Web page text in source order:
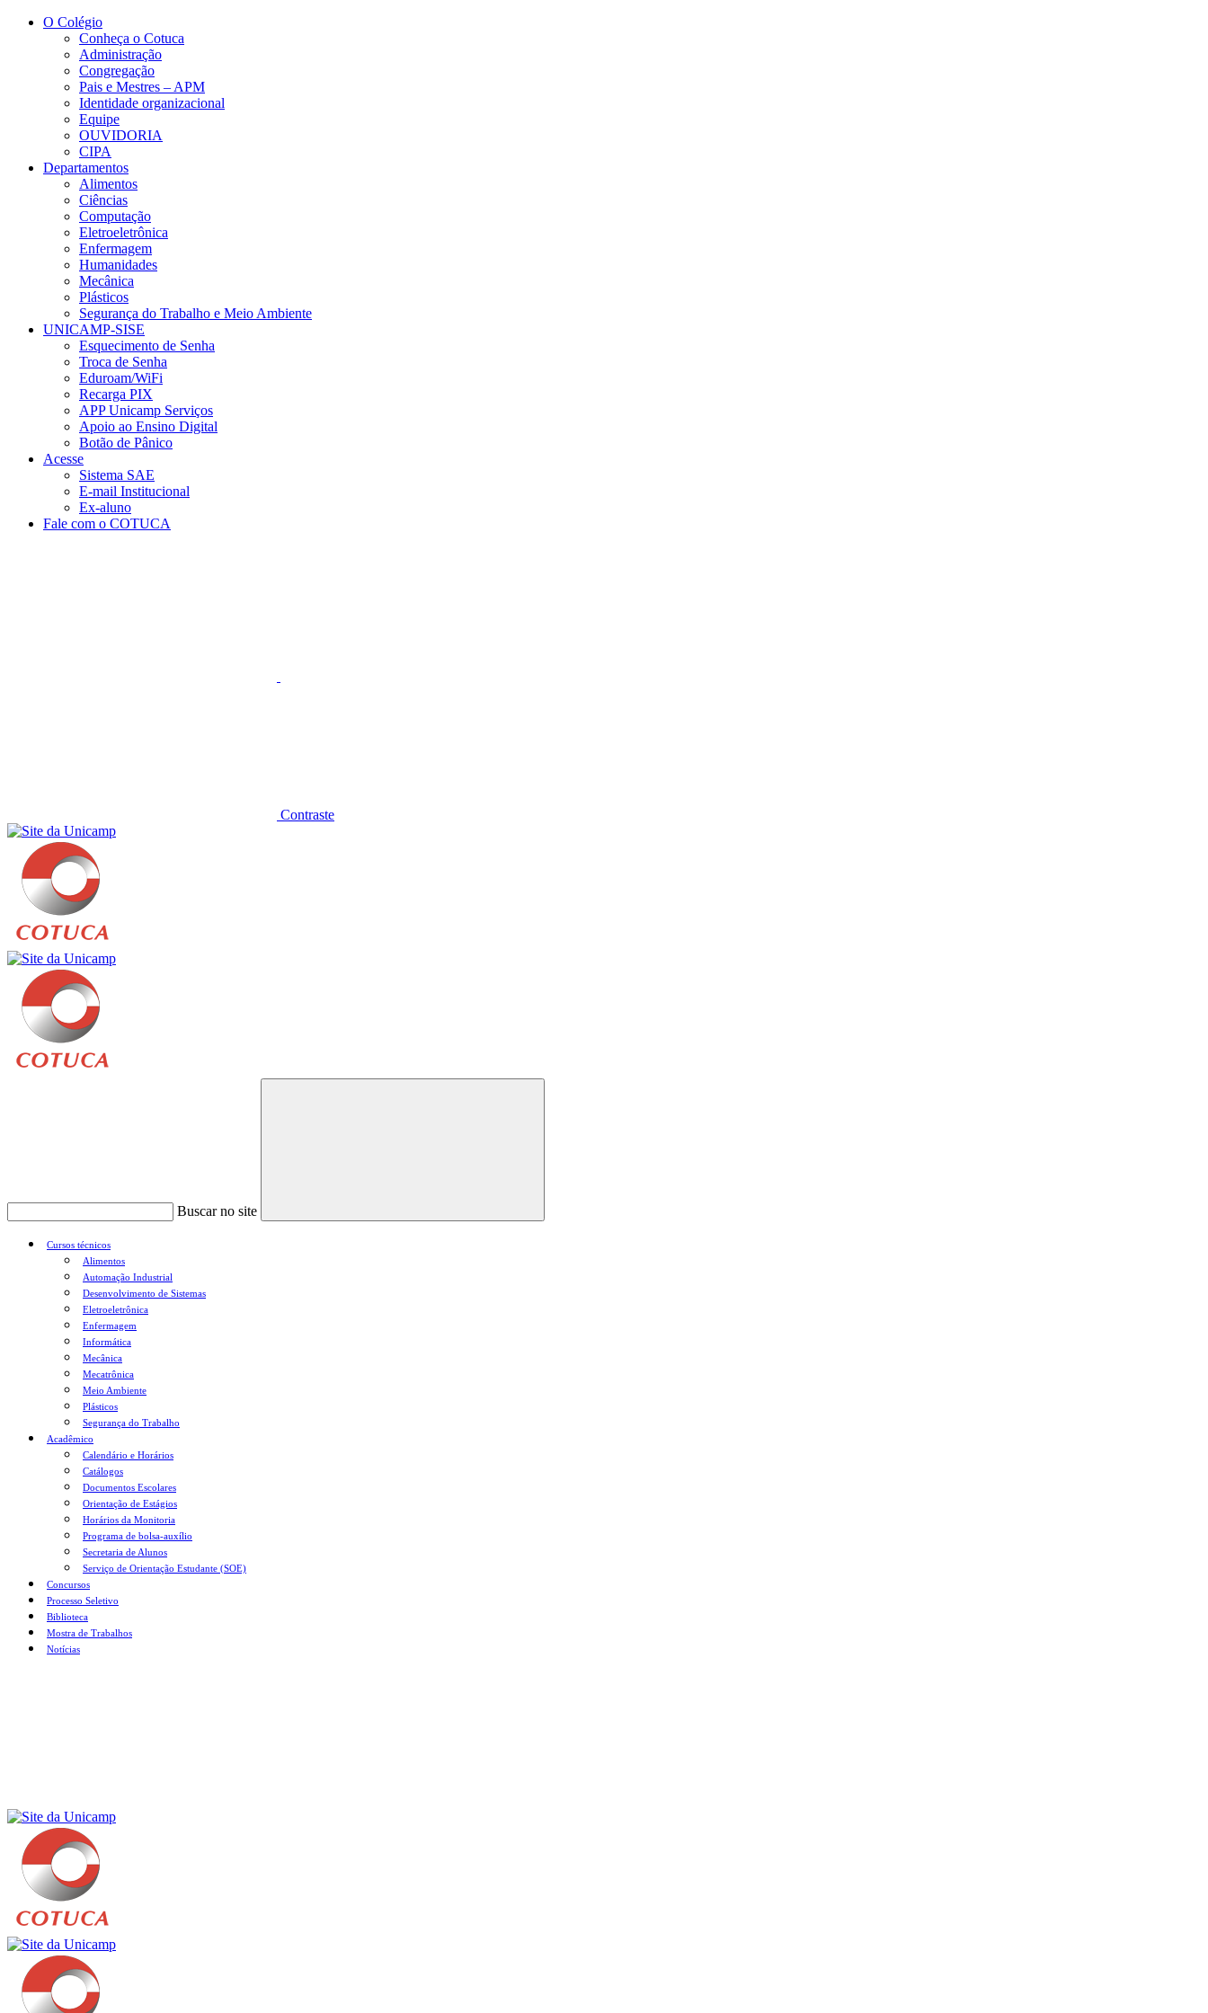
Conteúdo principal
O Colégio
Conheça o Cotuca
Administração
Congregação
Pais e Mestres – APM
Identidade organizacional
Equipe
OUVIDORIA
CIPA
Departamentos
Alimentos
Ciências
Computação
Eletroeletrônica
Enfermagem
Humanidades
Mecânica
Plásticos
Segurança do Trabalho e Meio Ambiente
UNICAMP-SISE
Esquecimento de Senha
Troca de Senha
Eduroam/WiFi
Recarga PIX
APP Unicamp Serviços
Apoio ao Ensino Digital
Botão de Pânico
Acesse
Sistema SAE
E-mail Institucional
Ex-aluno
Fale com o COTUCA
Contraste
Buscar no site
Buscar
Cursos técnicos
Alimentos
Automação Industrial
Desenvolvimento de Sistemas
Eletroeletrônica
Enfermagem
Informática
Mecânica
Mecatrônica
Meio Ambiente
Plásticos
Segurança do Trabalho
Acadêmico
Calendário e Horários
Catálogos
Documentos Escolares
Orientação de Estágios
Horários da Monitoria
Programa de bolsa-auxílio
Secretaria de Alunos
Serviço de Orientação Estudante (SOE)
Concursos
Processo Seletivo
Biblioteca
Mostra de Trabalhos
Notícias